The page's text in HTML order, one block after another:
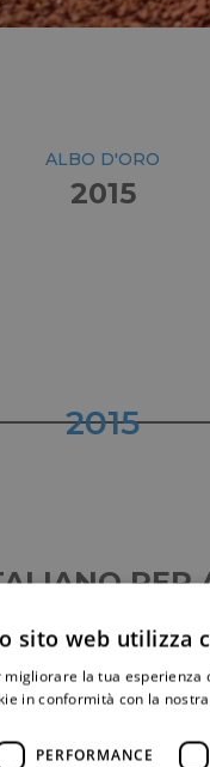
ALBO D'ORO
2015
2015
PER
Calabro)– 29
Fabrizio
sito web utilizza
la tua
in conformità con la
PERFORMANCE